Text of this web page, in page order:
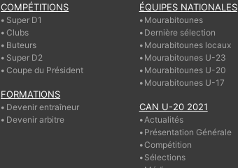
COMPÉTITIONS
Super D1
Clubs
Buteurs
Super D2
Coupe du Président
FORMATIONS
Devenir entraîneur
Devenir arbitre
ÉQUIPES NATIONALES
Mourabitounes
Dernière sélection
Mourabitounes locaux
Mourabitounes U-23
Mourabitounes U-20
Mourabitounes U-17
CAN U-20 2021
Actualités
Présentation Générale
Compétition
Sélections